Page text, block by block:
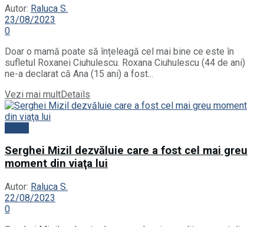
Autor: Raluca S.
23/08/2023
0
Doar o mamă poate să înțeleagă cel mai bine ce este în
sufletul Roxanei Ciuhulescu. Roxana Ciuhulescu (44 de ani)
ne-a declarat că Ana (15 ani) a fost...
Vezi mai multDetails
Serghei Mizil dezvăluie care a fost cel mai greu
moment din viaţa lui
Autor: Raluca S.
22/08/2023
0